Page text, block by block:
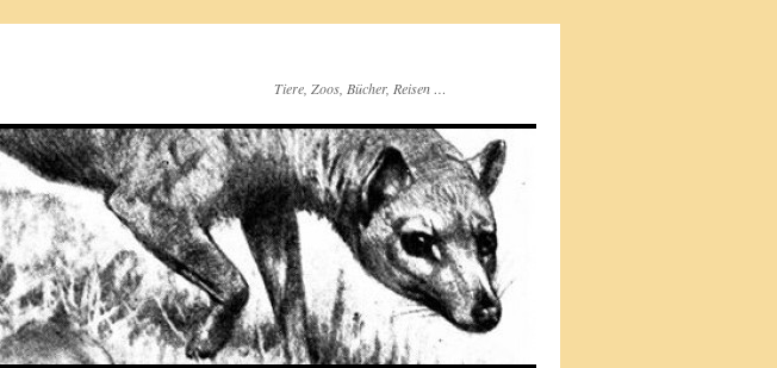
Tiere, Zoos, Bücher, Reisen …